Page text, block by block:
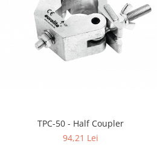
TPC-50 - Half Coupler
94,21 Lei